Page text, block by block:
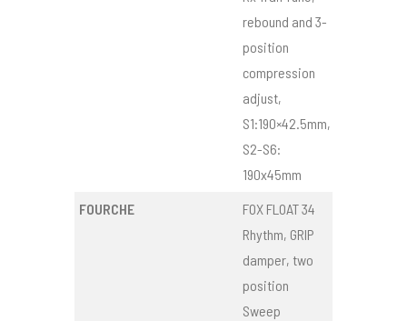
rebound and 3-
position
compression
adjust,
S1:190×42.5mm,
S2-S6:
190x45mm
FOURCHE
FOX FLOAT 34
Rhythm, GRIP
damper, two
position
Sweep